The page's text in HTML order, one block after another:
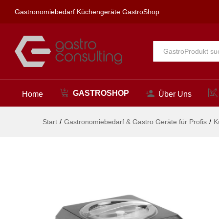
Gastronomiebedarf Küchengeräte GastroShop
Alle
Home GASTROSHOP Über Uns
Start / Gastronomiebedarf & Gastro Geräte für Profis /
Beschreibung